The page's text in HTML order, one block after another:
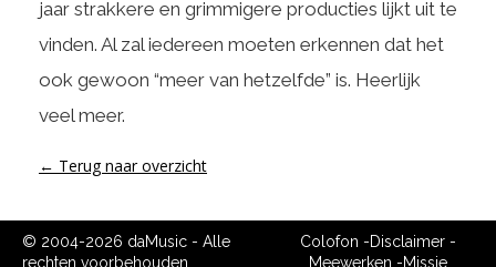
jaar strakkere en grimmigere producties lijkt uit te
vinden. Al zal iedereen moeten erkennen dat het
ook gewoon “meer van hetzelfde” is. Heerlijk
veel meer.
← Terug naar overzicht
© 2004-2026 daMusic - Alle
rechten voorbehouden.
Colofon -Disclaimer-
Meewerken -Missie